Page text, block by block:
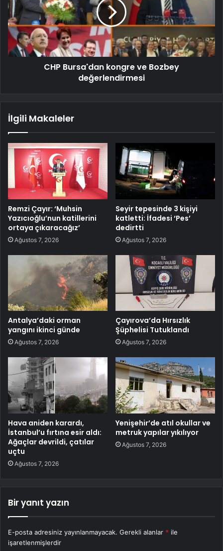
CHP Bursa'dan kongre ve Bozbey
değerlendirmesi
İlgili Makaleler
Remzi Çayır: ‘Muhsin
Yazıcıoğlu’nun katillerini
ortaya çıkaracağız’
Ağustos 7, 2026
Seyir tepesinde 3 kişiyi
katletti: İfadesi ‘Pes’
dedirtti
Ağustos 7, 2026
Antalya’daki orman
yangını ikinci günde
Ağustos 7, 2026
Çayırova’da Hırsızlık
Şüphelisi Tutuklandı
Ağustos 7, 2026
Hava aniden karardı,
İstanbul’u fırtına esir aldı:
Ağaçlar devrildi, çatılar
uçtu
Ağustos 7, 2026
Yenişehir’de atıl okullar ve
metruk yapılar yıkılıyor
Ağustos 7, 2026
Bir yanıt yazın
E-posta adresiniz yayınlanmayacak. Gerekli alanlar * ile
işaretlenmişlerdir